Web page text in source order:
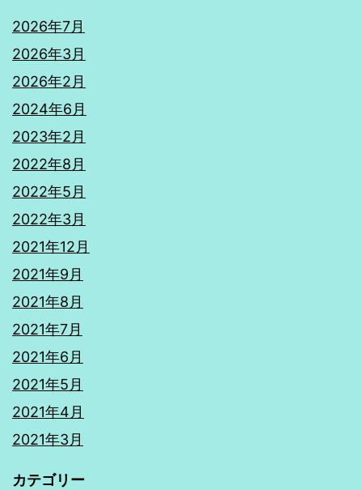
2026年7月
2026年3月
2026年2月
2024年6月
2023年2月
2022年8月
2022年5月
2022年3月
2021年12月
2021年9月
2021年8月
2021年7月
2021年6月
2021年5月
2021年4月
2021年3月
カテゴリー